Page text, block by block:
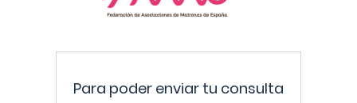
Para poder enviar tu consulta